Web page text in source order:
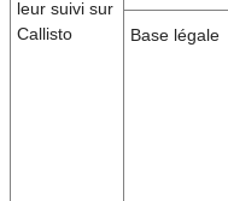
leur suivi sur
Callisto
Base légale